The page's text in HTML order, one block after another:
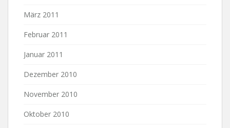
März 2011
Februar 2011
Januar 2011
Dezember 2010
November 2010
Oktober 2010